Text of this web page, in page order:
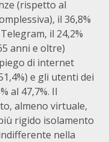
(rispetto al
il 36,8%
il 24,2%
anni e oltre)
di internet
e gli utenti dei
al 47,7%. Il
almeno virtuale,
rigido isolamento
nella